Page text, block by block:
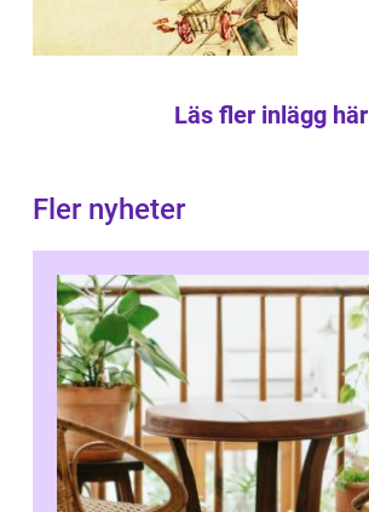
Läs fler inlägg här
Fler nyheter